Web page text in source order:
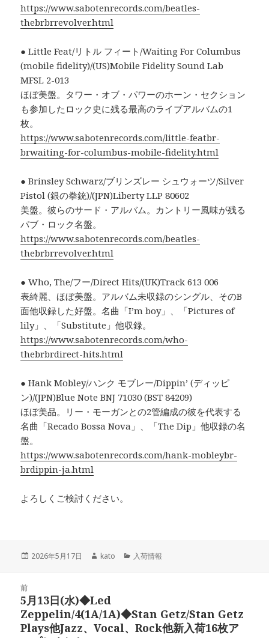
https://www.sabotenrecords.com/beatles-
thebrbrrevolver.html
● Little Feat/リトル フィート/Waiting For Columbus
(mobile fidelity)/(US)Mobile Fidelity Sound Lab
MFSL 2-013
ほぼ美盤。タワー・オブ・パワーのホーン・セクション
も参加したロック史に残る最高のライブアルバムの1
枚。
https://www.sabotenrecords.com/little-featbr-
brwaiting-for-columbus-mobile-fidelity.html
● Brinsley Schwarz/ブリンズレー シュウォーツ/Silver
Pistol (銀の拳銃)/(JPN)Liberty LLP 80602
美盤。彼らのサード・アルバム。カントリー風味が残る
パブ・ロック名盤。
https://www.sabotenrecords.com/beatles-
thebrbrrevolver.html
● Who, The/フー/Direct Hits/(UK)Track 613 006
表綺麗、ほぼ美盤。アルバム未収録のシングル、そのB
面他収録した好盤。名曲「I’m boy」、「Pictures of
lily」、「Substitute」他収録。
https://www.sabotenrecords.com/who-
thebrbrdirect-hits.html
● Hank Mobley/ハンク モブレー/Dippin’ (ディッピ
ン)/(JPN)Blue Note BNJ 71030 (BST 84209)
ほぼ美品。リー・モーガンとの2管編成の彼を代表する
名曲「Recado Bossa Nova」、「The Dip」他収録の名
盤。
https://www.sabotenrecords.com/hank-mobleybr-
brdippin-ja.html
よろしくご検討ください。
投
2026年5月17日
作
kato
カ
入荷情報
前
前
の
投
5月13日(水)◆Led
Zeppelin/4(1A/1A)◆Stan Getz/Stan Getz
Plays他Jazz、Vocal、Rock他新入荷16枚ア